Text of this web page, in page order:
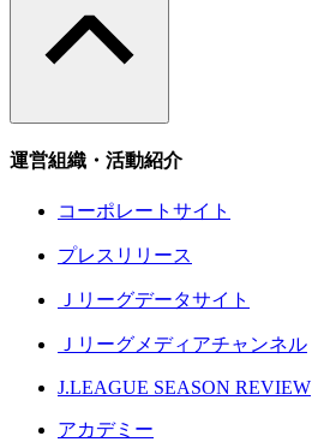
運営組織・活動紹介
コーポレートサイト
プレスリリース
Ｊリーグデータサイト
Ｊリーグメディアチャンネル
J.LEAGUE SEASON REVIEW
アカデミー